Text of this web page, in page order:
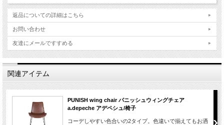
返品についての詳細はこちら
お問い合わせ
友達にメールですすめる
関連アイテム
PUNISH wing chair パニッシュウィングチェア
a.depeche アデペシュ/椅子
コーデしやすい色合いの2タイプ。色違いで揃えてもお洒